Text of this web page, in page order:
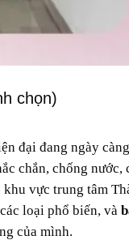
chọn)
đại đang ngày
chắn, chống
khu vực trung tâm
loại phổ biến, và
của mình.